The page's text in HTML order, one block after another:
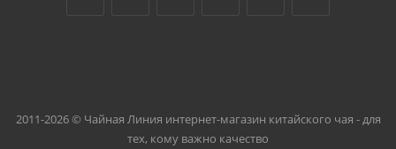
2011-2026 © Чайная Линия интернет-магазин китайского чая - для
тех, кому важно качество